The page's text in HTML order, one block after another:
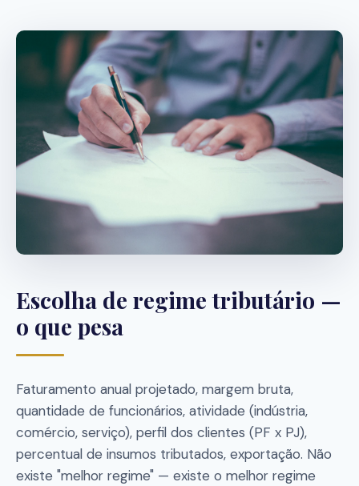
Escolha de regime tributário —
o que pesa
Faturamento anual projetado, margem bruta,
quantidade de funcionários, atividade (indústria,
comércio, serviço), perfil dos clientes (PF x PJ),
percentual de insumos tributados, exportação. Não
existe "melhor regime" — existe o melhor regime